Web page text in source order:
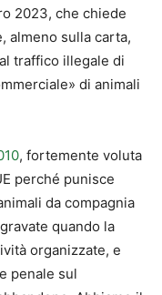
2023, che chiede
almeno sulla carta,
traffico illegale di
di animali
, fortemente voluta
perché punisce
da compagnia
quando la
organizzate, e
penale sul